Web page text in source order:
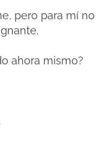
pero para mí no
ahora mismo?